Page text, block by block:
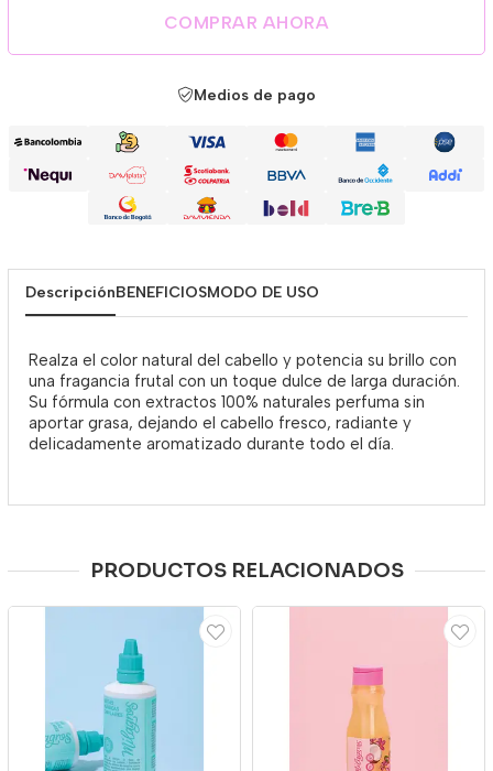
COMPRAR AHORA
Medios de pago
DescripciónBENEFICIOSMODO DE USO
Realza el color natural del cabello y potencia su brillo con
una fragancia frutal con un toque dulce de larga duración.
Su fórmula con extractos 100% naturales perfuma sin
aportar grasa, dejando el cabello fresco, radiante y
delicadamente aromatizado durante todo el día.
PRODUCTOS RELACIONADOS